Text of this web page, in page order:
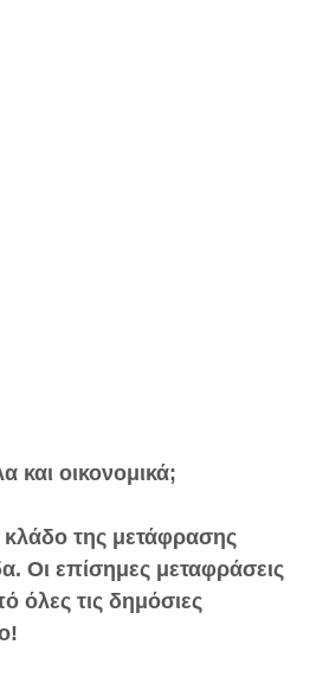
και οικονομικά;
κλάδο της μετάφρασης
Οι επίσημες μεταφράσεις
όλες τις δημόσιες